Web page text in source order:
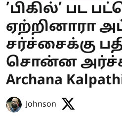
’பிகில்’ பட
ஏற்றினாரா
சர்ச்சைக்கு
சொன்ன
Archana
Johnson